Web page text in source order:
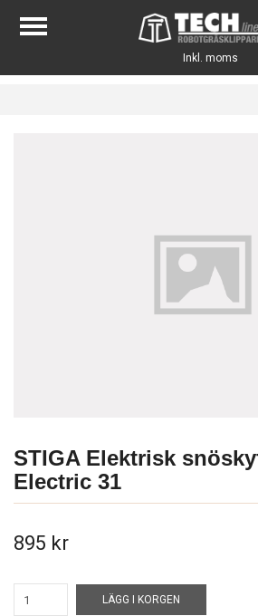
Inkl. moms
STIGA Elektrisk
Electric 31
895 kr
LÄGG I KORGEN